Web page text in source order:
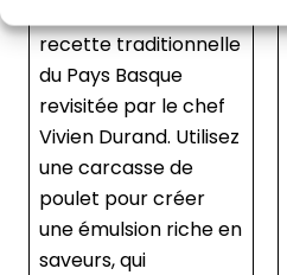
partage ses astuces
pour sélectionner la
meilleure volaille
selon la saison et vos
recettes. Une étape
essentielle pour des
plats savoureux et
authentique...